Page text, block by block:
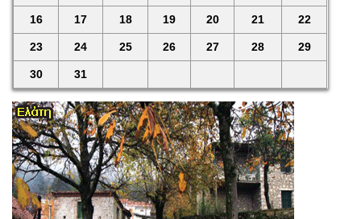
16 17 18 19 20 21 22
23 24 25 26 27 28 29
30 31